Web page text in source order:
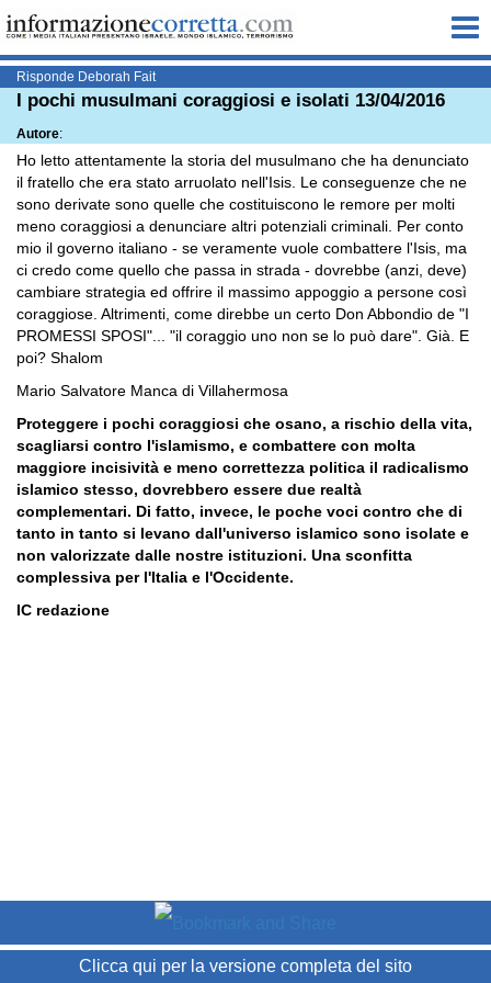
Risponde Deborah Fait
I pochi musulmani coraggiosi e isolati 13/04/2016
Autore:
Ho letto attentamente la storia del musulmano che ha denunciato
il fratello che era stato arruolato nell'Isis. Le conseguenze che ne
sono derivate sono quelle che costituiscono le remore per molti
meno coraggiosi a denunciare altri potenziali criminali. Per conto
mio il governo italiano - se veramente vuole combattere l'Isis, ma
ci credo come quello che passa in strada - dovrebbe (anzi, deve)
cambiare strategia ed offrire il massimo appoggio a persone così
coraggiose. Altrimenti, come direbbe un certo Don Abbondio de "I
PROMESSI SPOSI"... "il coraggio uno non se lo può dare". Già. E
poi? Shalom
Mario Salvatore Manca di Villahermosa
Proteggere i pochi coraggiosi che osano, a rischio della vita,
scagliarsi contro l'islamismo, e combattere con molta
maggiore incisività e meno correttezza politica il radicalismo
islamico stesso, dovrebbero essere due realtà
complementari. Di fatto, invece, le poche voci contro che di
tanto in tanto si levano dall'universo islamico sono isolate e
non valorizzate dalle nostre istituzioni. Una sconfitta
complessiva per l'Italia e l'Occidente.
IC redazione
Clicca qui per la versione completa del sito